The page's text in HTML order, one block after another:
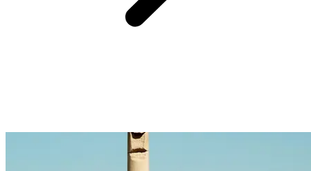
Su nombre evoca «fabricante de tinajas». Ubicado al sur de Djerba,
a 30 minutos de tu resort Club Med Djerba la Douce, el pueblo de
Guellala destaca por sus cerámicas, tradición que perdura desde la